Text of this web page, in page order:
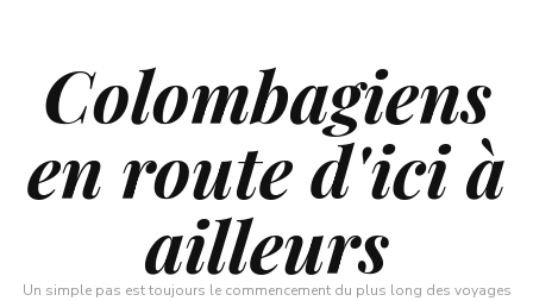
Colombagiens
en route d'ici à
ailleurs
Un simple pas est toujours le commencement du plus long des voyages